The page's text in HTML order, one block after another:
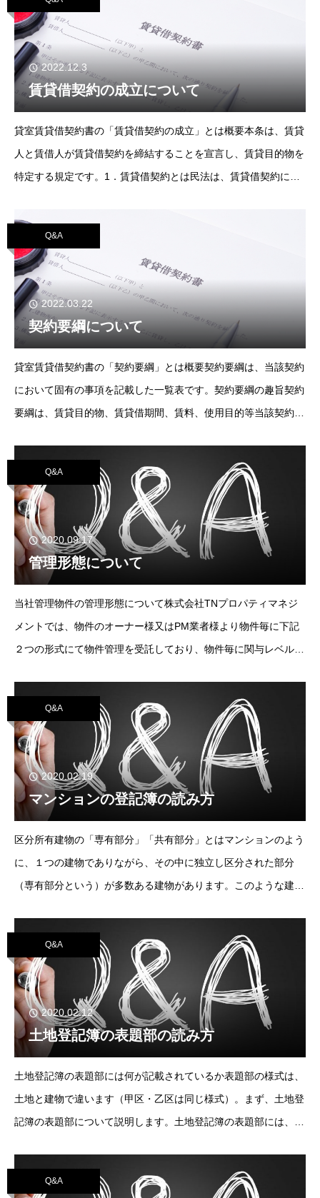
2022.12.3
賃貸借契約の成立について
貸室賃貸借契約書の「賃貸借契約の成立」とは概要本条は、賃貸
人と賃借人が賃貸借契約を締結することを宣言し、賃貸目的物を
特定する規定です。1．賃貸借契約とは民法は、賃貸借契約につ
がある物の
Q&A
2022.03.22
契約要綱について
貸室賃貸借契約書の「契約要綱」とは概要契約要綱は、当該契約
において固有の事項を記載した一覧表です。契約要綱の趣旨契約
要綱は、賃貸目的物、賃貸借期間、賃料、使用目的等当該契約に
に記載すること
Q&A
2020.09.17
管理形態について
当社管理物件の管理形態について株式会社TNプロパティマネジ
メントでは、物件のオーナー様又はPM業者様より物件毎に下記
２つの形式にて物件管理を受託しており、物件毎に関与レベルが
務の監督を行う）（2）サブPM（リーシ
Q&A
2020.02.19
マンションの登記簿の読み方
区分所有建物の「専有部分」「共有部分」とはマンションのよう
に、１つの建物でありながら、その中に独立し区分された部分
（専有部分という）が多数ある建物があります。このような建物
を区分所有権、またその所有者を区分所有者と
Q&A
2020.02.12
土地登記簿の表題部の読み方
土地登記簿の表題部には何が記載されているか表題部の様式は、
土地と建物で違います（甲区・乙区は同じ様式）。まず、土地登
記簿の表題部について説明します。土地登記簿の表題部には、所
あります。このうち、地番には①地目に
Q&A